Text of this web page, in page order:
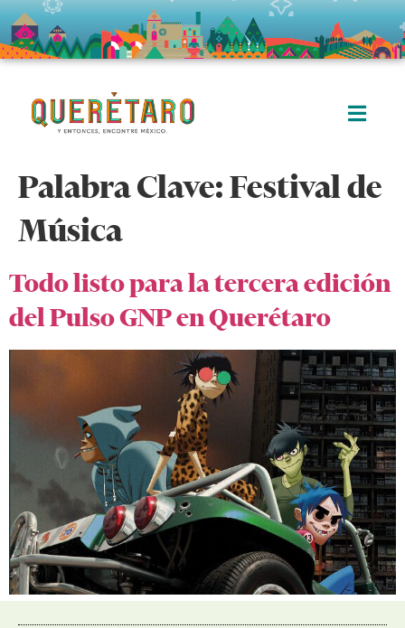
Palabra Clave:Festival de
Música
Todo listo para la tercera edición
del Pulso GNP en Querétaro